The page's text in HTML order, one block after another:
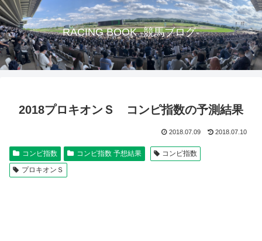
RACING BOOK -競馬ブログ-
2018プロキオンＳ コンピ指数の予測結果
2018.07.09 2018.07.10
コンピ指数 コンピ指数 予想結果
コンピ指数
プロキオンＳ